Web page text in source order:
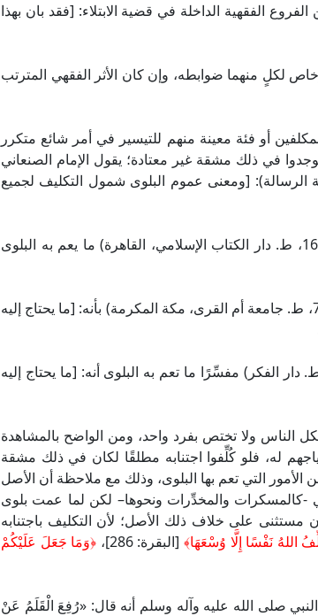
من الفروع الفقهية الداخلة في قضية الابتلاء: [فقد بان بهذا
لكلٍ منهما ضوابطه، وإن كان الأثر الفقهي المترتب
أو فئة معينة منهم للتيسير في أمر شائع متكرر
في ذلك مشقة غير معتادة؛ يقول الإمام الصنعاني
بغية الآمل" (ص: 109، ط. مؤسسة الرسالة): [ومعنى عموم البلوى شمول التكليف لجميع
وفسَّر الإمام علاء الدين البخاري في "كشف الأسرار" (3/ 16، ط. دار الكتاب الإسلامي، القاهرة) ما يعم به البلوى
وفسَّره شمس الدين الأصفهاني في "بيان المختصر" (1/ 746، ط. جامعة أم القرى، مكة المكرمة) بأنه: [ما يحتاج إليه
الكمال بن الهمام في "التحرير مع شرحه" (2/ 295، ط. دار الفكر) مفسِّرًا ما تعم به البلوى أنه: [ما يحتاج إليه
الناس ولا تختص بفرد واحد، ومن الواضح بالمشاهدة
له، فلو كُلِّفوا اجتنابه مطلقًا لكان في ذلك مشقة
الأمور التي تعم بها البلوى، وذلك مع ملاحظة أن الأصل
-كالمسكرات والمخدِّرات ونحوها– لكن لما عمت بلوى
مستثنى على خلاف ذلك الأصل؛ لأن التكليف باجتنابه
اللهُ نَفْسًا إِلَّا وُسْعَهَا﴾ [البقرة: 286]،
﴿وَمَا جَعَلَ عَلَيْكُمْ
صلى الله عليه وآله وسلم أنه قال: «رُفِعَ الْقَلَمُ عَنْ